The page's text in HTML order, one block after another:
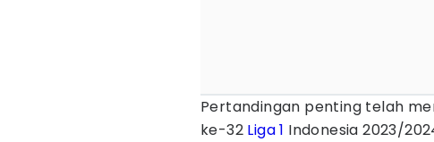
Pertandingan penting telah
ke-32 Liga 1 Indonesia 2023/